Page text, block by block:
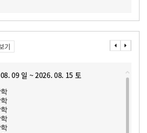
기
09 일 ~ 2026. 08. 15 토